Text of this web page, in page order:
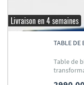
Livraison en 4 semaines
TABLE DE
Table de